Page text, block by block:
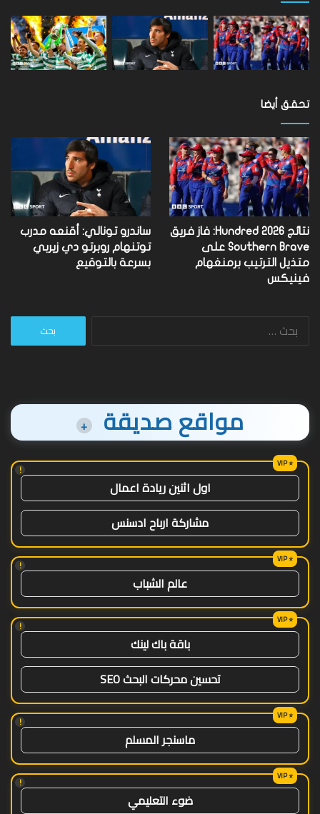
تحقق أيضا
نتائج Hundred 2026: فاز فريق
Southern Brave على
متذيل الترتيب برمنغهام
فينيكس
ساندرو تونالي: أقنعه مدرب
توتنهام روبرتو دي زيربي
بسرعة بالتوقيع
البحث
مواقع صديقة +
!
اول اثنين ريادة اعمال
مشاركة ارباح ادسنس
!
عالم الشباب
!
باقة باك لينك
تحسين محركات البحث SEO
!
ماسنجر المسلم
!
ضوء التعليمي